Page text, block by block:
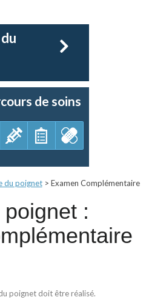
de soins
du poignet> Examen Complémentaire
:
poignet doit être réalisé.